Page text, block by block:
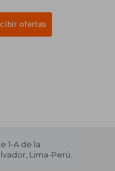
1-A de la
Lima-Perú.